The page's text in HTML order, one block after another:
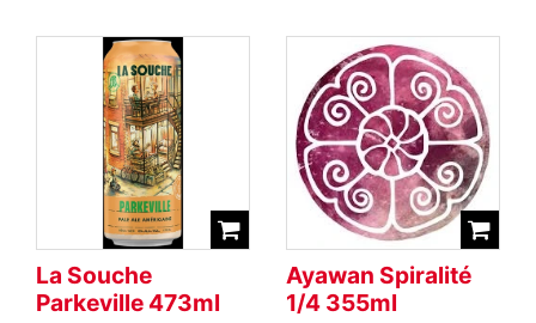
La Souche
Parkeville 473ml
Ayawan Spiralité
1/4 355ml